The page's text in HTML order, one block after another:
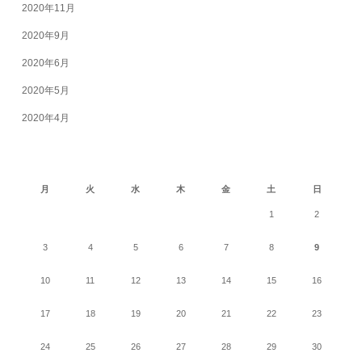
2020年11月
2020年9月
2020年6月
2020年5月
2020年4月
月
火 水 木 金 土 日
1 2
3 4 5 6 7 8 9
10 11 12 13 14 15 16
17 18 19 20 21 22 23
24 25 26 27 28 29 30